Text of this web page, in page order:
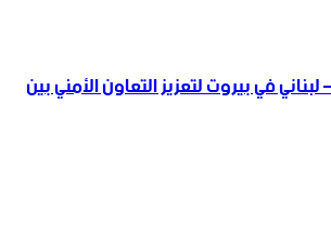
في بيروت لتعزيز التعاون ‏الأمني ‏بين